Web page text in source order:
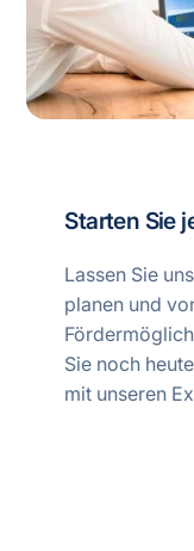
Starten Sie
Lassen Sie
planen und
Sie noch
mit unseren